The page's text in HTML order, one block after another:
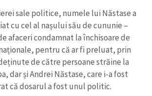
sale politice, numele lui Năstase a
cu cel al nașului său de cununie –
afaceri condamnat la închisoare de
pentru că ar fi preluat, prin
de către persoane străine la
dar și Andrei Năstase, care i-a fost
că dosarul a fost unul politic.